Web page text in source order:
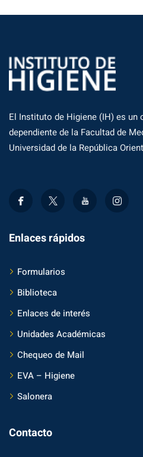
El Instituto de Higiene (IH) es un
dependiente de la Facultad de
Universidad de la República
Enlaces rápidos
Formularios
Biblioteca
Enlaces de interés
Unidades Académicas
Chequeo de Mail
EVA – Higiene
Salonera
Contacto